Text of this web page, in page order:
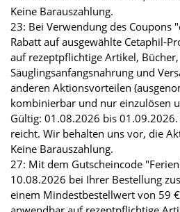
Keine Barauszahlung.
23: Bei Verwendung des Coupons
Rabatt auf ausgewählte Cetaphil-
auf rezeptpflichtige Artikel, Bücher,
Säuglingsanfangsnahrung und
anderen Aktionsvorteilen
kombinierbar und nur einzulösen
Gültig: 01.08.2026 bis
reicht. Wir behalten uns vor, die
Keine Barauszahlung.
27: Mit dem Gutscheincode
10.08.2026 bei Ihrer Bestellung
einem Mindestbestellwert von 59